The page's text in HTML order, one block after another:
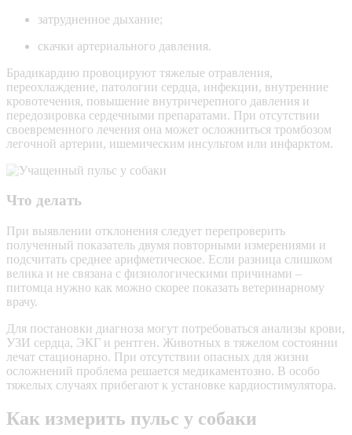
затрудненное дыхание;
скачки артериального давления.
Брадикардию провоцируют тяжелые отравления,
переохлаждение, патологии сердца, инфекции, внутренние
кровотечения, повышение внутричерепного давления и
передозировка сердечными препаратами. При отсутствии
своевременного лечения она может осложниться тромбозом
легочной артерии, ишемическим инсультом или инфарктом.
Что делать
При выявлении отклонения следует перепроверить
полученный показатель двумя повторными измерениями и
подсчитать среднее арифметическое. Если разница слишком
велика и не связана с физиологическими причинами –
питомца нужно как можно скорее показать ветеринарному
врачу.
Для постановки диагноза могут потребоваться анализы крови,
УЗИ сердца, ЭКГ и рентген. Животных в тяжелом состоянии
лечат стационарно. При отсутствии опасных для жизни
осложнений проблема решается медикаментозно. В особо
тяжелых случаях прибегают к установке кардиостимулятора.
Как измерить пульс у собаки